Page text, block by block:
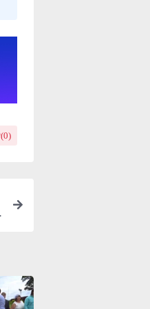
0)